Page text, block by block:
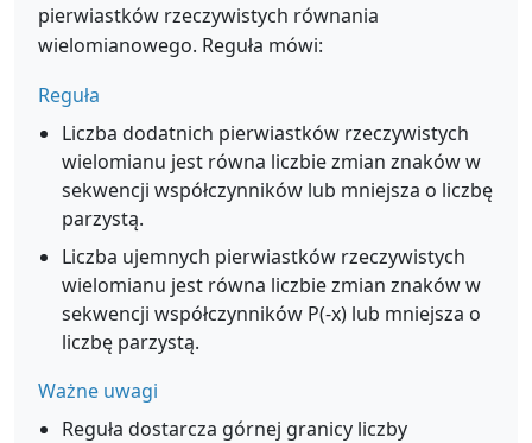
pierwiastków rzeczywistych równania
wielomianowego. Reguła mówi:
Reguła
Liczba dodatnich pierwiastków rzeczywistych
wielomianu jest równa liczbie zmian znaków w
sekwencji współczynników lub mniejsza o liczbę
parzystą.
Liczba ujemnych pierwiastków rzeczywistych
wielomianu jest równa liczbie zmian znaków w
sekwencji współczynników P(-x) lub mniejsza o
liczbę parzystą.
Ważne uwagi
Reguła dostarcza górnej granicy liczby